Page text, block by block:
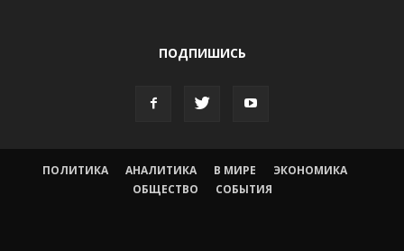
ПОДПИШИСЬ
ПОЛИТИКА АНАЛИТИКА В МИРЕ
ЭКОНОМИКА
ОБЩЕСТВО
СОБЫТИЯ